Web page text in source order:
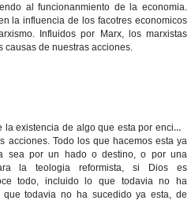
al funcionanmiento de la economia.
la influencia de los facotres economicos
Influidos por Marx, los marxistas
causas de nuestras acciones.
la existencia de algo que esta por encima
acciones. Todo los que hacemos esta ya
sea por un hado o destino, o por una
la teologia reformista, si Dios es
todo, incluido lo que todavia no ha
todavia no ha sucedido ya esta, de